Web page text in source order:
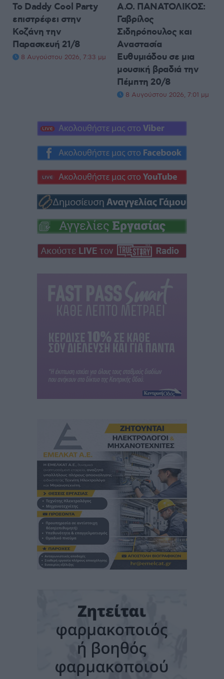
Το Daddy Cool Party
επιστρέφει στην
Κοζάνη την
Παρασκευή 21/8
8 Αυγούστου 2026, 7:33 μμ
Α.Ο. ΠΑΝΑΤΟΛΙΚΟΣ:
Γαβρίλος
Σιδηρόπουλος και
Αναστασία
Ευθυμιάδου σε μια
μουσική βραδιά την
Πέμπτη 20/8
8 Αυγούστου 2026, 7:01 μμ